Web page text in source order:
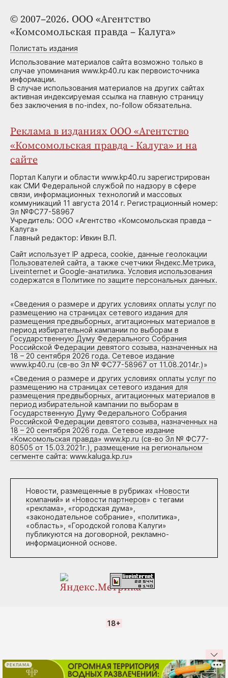
© 2007–2026. ООО «Агентство
«Комсомольская правда – Калуга»
Полистать издания
Использование материалов сайта возможно только в
случае упоминания www.kp40.ru как первоисточника
информации.
В случае использования материалов на других сайтах
активная индексируемая ссылка на главную страницу
без заключения в no-index, no-follow обязательна.
Реклама в изданиях ООО «Агентство
«Комсомольская правда - Калуга» и на
сайте
Портал Калуги и области www.kp40.ru зарегистрирован
как СМИ Федеральной службой по надзору в сфере
связи, информационных технологий и массовых
коммуникаций 11 августа 2014 г. Регистрационный номер:
Эл №ФС77-58967
Учредитель: ООО «Агентство «Комсомольская правда –
Калуга»
Главный редактор: Ивкин В.П.
Сайт использует IP адреса, cookie, данные геолокации
Пользователей сайта, а также счетчики Яндекс.Метрика,
Liveinternet и Google-анатилика. Условия использования
содержатся в Политике по защите персональных данных.
«Сведения о размере и других условиях оплаты услуг по
размещению на страницах сетевого издания для
размещения предвыборных, агитационных материалов в
период избирательной кампании по выборам в
Государственную Думу Федерального Собрания
Российской Федерации девятого созыва, назначенных на
18 – 20 сентября 2026 года. Сетевое издание
www.kp40.ru (св-во Эл № ФС77-58967 от 11.08.2014г.)»
«Сведения о размере и других условиях оплаты услуг по
размещению на страницах сетевого издания для
размещения предвыборных, агитационных материалов в
период избирательной кампании по выборам в
Государственную Думу Федерального Собрания
Российской Федерации девятого созыва, назначенных на
18 – 20 сентября 2026 года. Сетевое издание
«Комсомольская правда» www.kp.ru (св-во Эл № ФС77-
80505 от 15.03.2021г.), размещение на региональном
сегменте сайта: www.kaluga.kp.ru»
Новости, размещенные в рубриках «Новости
компаний» и «Новости партнеров» с тегами
«реклама», «городская дума»,
«законодательное собрание», «политика»,
«область», «Городской голова Калуги»
публикуются на договорной, рекламно-
информационной основе.
18+
РЕКЛАМА